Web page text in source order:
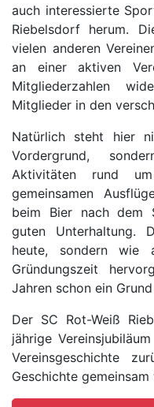
auch interessierte
Riebelsdorf herum.
vielen anderen
an einer aktiven
Mitgliederzahlen
Mitglieder in den
Natürlich steht hier
Vordergrund,
Aktivitäten rund
gemeinsamen
beim Bier nach dem
guten Unterhaltung.
heute, sondern wie
Gründungszeit
Jahren schon ein
Der SC Rot-Weiß
jährige
Vereinsgeschichte
Geschichte